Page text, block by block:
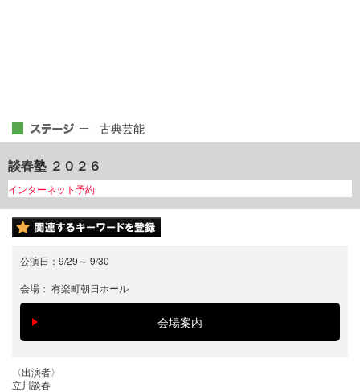
古典芸能
談春塾 ２０２６
インターネット予約
公演日： 9/29～ 9/30
会場： 有楽町朝日ホール
〈出演者〉
立川談春